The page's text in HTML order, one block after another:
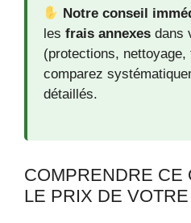
Notre conseil
les frais annexes dans
(protections,
comparez
détaillés.
COMPRENDRE CE
LE PRIX DE